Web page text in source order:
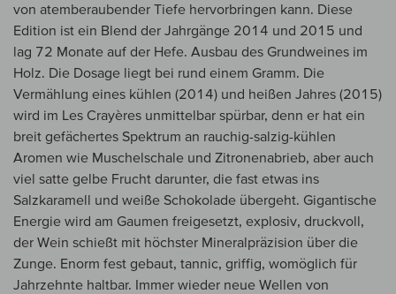
von atemberaubender Tiefe hervorbringen kann. Diese
Edition ist ein Blend der Jahrgänge 2014 und 2015 und
lag 72 Monate auf der Hefe. Ausbau des Grundweines im
Holz. Die Dosage liegt bei rund einem Gramm. Die
Vermählung eines kühlen (2014) und heißen Jahres (2015)
wird im Les Crayères unmittelbar spürbar, denn er hat ein
breit gefächertes Spektrum an rauchig-salzig-kühlen
Aromen wie Muschelschale und Zitronenabrieb, aber auch
viel satte gelbe Frucht darunter, die fast etwas ins
Salzkaramell und weiße Schokolade übergeht. Gigantische
Energie wird am Gaumen freigesetzt, explosiv, druckvoll,
der Wein schießt mit höchster Mineralpräzision über die
Zunge. Enorm fest gebaut, tannic, griffig, womöglich für
Jahrzehnte haltbar. Immer wieder neue Wellen von